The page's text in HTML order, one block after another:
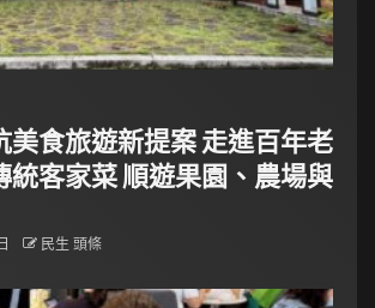
美食旅遊新提案 走進百年老
統客家菜 順遊果園、農場與
民生 頭條